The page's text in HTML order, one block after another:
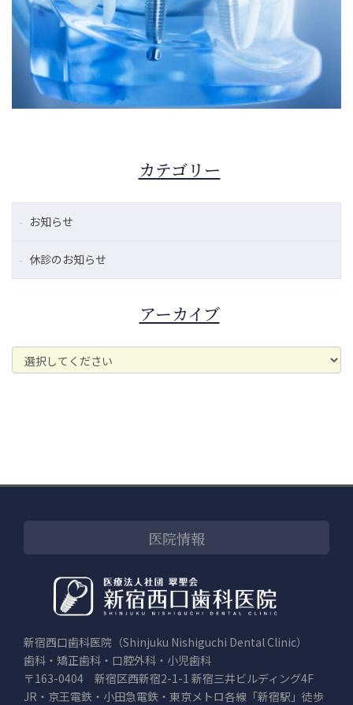
カテゴリー
お知らせ
休診のお知らせ
アーカイブ
医院情報
新宿西口歯科医院（Shinjuku Nishiguchi Dental Clinic）
歯科・矯正歯科・口腔外科・小児歯科
〒163-0404 新宿区西新宿2-1-1 新宿三井ビルディング4F
JR・京王電鉄・小田急電鉄・東京メトロ各線「新宿駅」徒歩